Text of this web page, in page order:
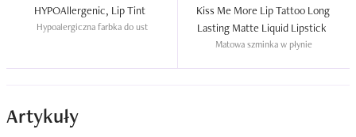
Hypoalergiczna farbka do ust
Kiss Me More Lip Tattoo Long
Matowa szminka w płynie
Artykuły